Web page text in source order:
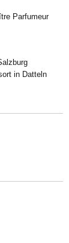
Parfumeur
in Datteln